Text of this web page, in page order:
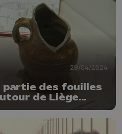
29/04/2024
des fouilles
de Liège